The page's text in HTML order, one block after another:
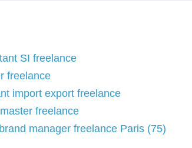
SI freelance
freelance
import export freelance
freelance
manager freelance Paris (75)